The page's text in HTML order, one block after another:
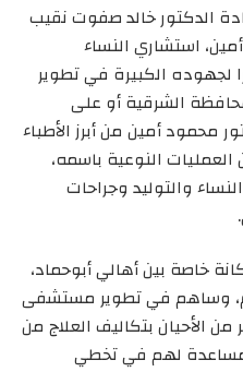
الدكتور خالد صفوت نقيب
استشاري النساء
لجهوده الكبيرة في تطوير
الشرقية أو على
محمود أمين من أبرز الأطباء
النوعية باسمه،
والتوليد وجراحات
خاصة بين أهالي أبوحماد،
وساهم في تطوير مستشفى
الأحيان بتكاليف العلاج من
لهم في تخطي